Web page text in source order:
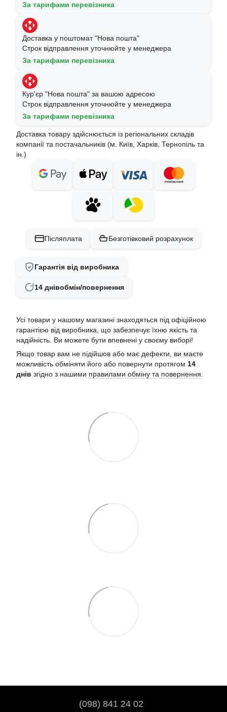
За тарифами перевізника
Доставка у поштомат "Нова пошта"
Строк відправлення уточнюйте у менеджера
За тарифами перевізника
Кур'єр "Нова пошта" за вашою адресою
Строк відправлення уточнюйте у менеджера
За тарифами перевізника
Доставка товару здійснюється із регіональних складів
компанії та постачальників (м. Київ, Харків, Тернопіль та
ін.)
Післяплата Безготівковий розрахунок
Гарантія від виробника
14 днівобмін/повернення
Усі товари у нашому магазині знаходяться під офіційною
гарантією від виробника, що забезпечує їхню якість та
надійність. Ви можете бути впевнені у своєму виборі!
Якщо товар вам не підійшов або має дефекти, ви маєте
можливість обміняти його або повернути протягом 14
днів згідно з нашими правилами обміну та повернення
(098) 841 24 02